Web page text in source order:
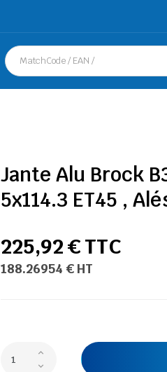
Jante Alu Brock
5x114.3 ET45 ,
225,92 € TTC
188.26954 € HT